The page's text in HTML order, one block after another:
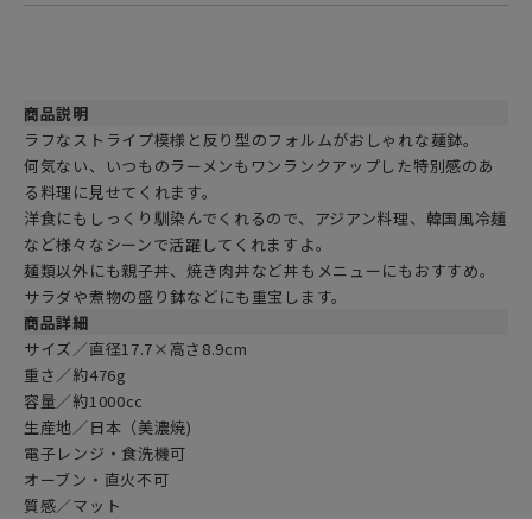
商品説明
ラフなストライプ模様と反り型のフォルムがおしゃれな麺鉢。
何気ない、いつものラーメンもワンランクアップした特別感のあ
る料理に見せてくれます。
洋食にもしっくり馴染んでくれるので、アジアン料理、韓国風冷麺
など様々なシーンで活躍してくれますよ。
麺類以外にも親子丼、焼き肉丼など丼もメニューにもおすすめ。
サラダや煮物の盛り鉢などにも重宝します。
商品詳細
サイズ／直径17.7×高さ8.9cm
重さ／約476g
容量／約1000cc
生産地／日本（美濃焼)
電子レンジ・食洗機可
オーブン・直火不可
質感／マット